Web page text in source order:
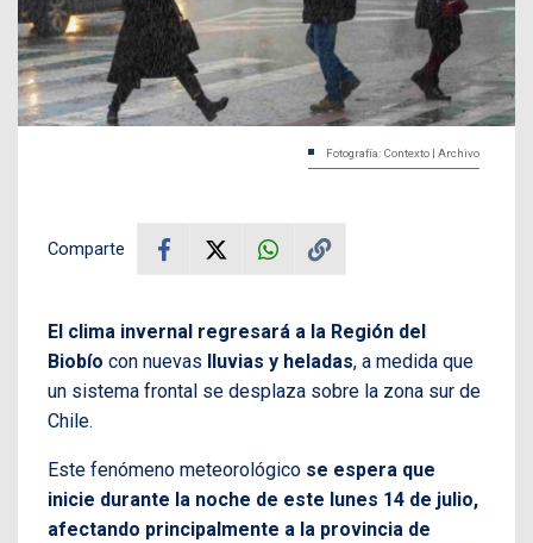
Fotografía: Contexto | Archivo
Comparte
El clima invernal regresará a la Región del
Biobío con nuevas lluvias y heladas, a medida que
un sistema frontal se desplaza sobre la zona sur de
Chile.
Este fenómeno meteorológico se espera que
inicie durante la noche de este lunes 14 de julio,
afectando principalmente a la provincia de